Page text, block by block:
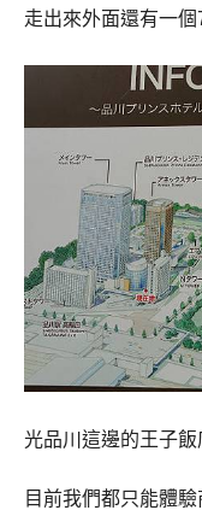
走出來外面還有一
光品川這邊的王子
目前我們都只能體